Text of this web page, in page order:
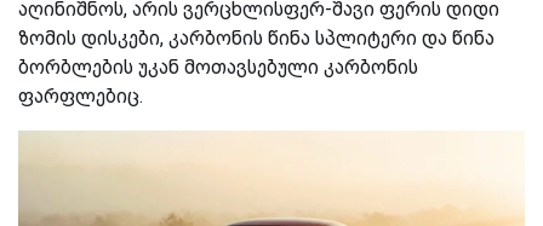
აღინიშნოს, არის ვერცხლისფერ-შავი ფერის დიდი
ზომის დისკები, კარბონის წინა სპლიტერი და წინა
ბორბლების უკან მოთავსებული კარბონის
ფარფლებიც.